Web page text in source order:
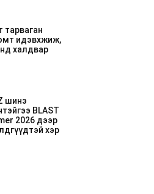
тарваган
идэвхжиж,
халдвар
шинэ
BLAST
2026 дээр
хэр